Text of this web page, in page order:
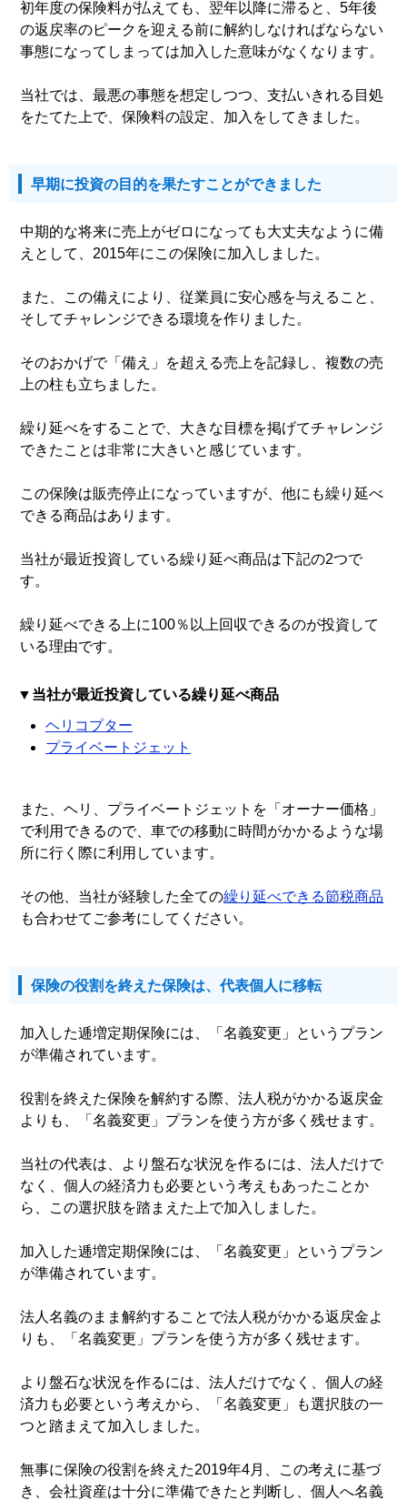
初年度の保険料が払えても、翌年以降に滞ると、5年後
の返戻率のピークを迎える前に解約しなければならない
事態になってしまっては加入した意味がなくなります。
当社では、最悪の事態を想定しつつ、支払いきれる目処
をたてた上で、保険料の設定、加入をしてきました。
早期に投資の目的を果たすことができました
中期的な将来に売上がゼロになっても大丈夫なように備
えとして、2015年にこの保険に加入しました。
また、この備えにより、従業員に安心感を与えること、
そしてチャレンジできる環境を作りました。
そのおかげで「備え」を超える売上を記録し、複数の売
上の柱も立ちました。
繰り延べをすることで、大きな目標を掲げてチャレンジ
できたことは非常に大きいと感じています。
この保険は販売停止になっていますが、他にも繰り延べ
できる商品はあります。
当社が最近投資している繰り延べ商品は下記の2つで
す。
繰り延べできる上に100％以上回収できるのが投資して
いる理由です。
当社が最近投資している繰り延べ商品
ヘリコプター
プライベートジェット
また、ヘリ、プライベートジェットを「オーナー価格」
で利用できるので、車での移動に時間がかかるような場
所に行く際に利用しています。
その他、当社が経験した全ての繰り延べできる節税商品
も合わせてご参考にしてください。
保険の役割を終えた保険は、代表個人に移転
加入した逓増定期保険には、「名義変更」というプラン
が準備されています。
役割を終えた保険を解約する際、法人税がかかる返戻金
よりも、「名義変更」プランを使う方が多く残せます。
当社の代表は、より盤石な状況を作るには、法人だけで
なく、個人の経済力も必要という考えもあったことか
ら、この選択肢を踏まえた上で加入しました。
加入した逓増定期保険には、「名義変更」というプラン
が準備されています。
法人名義のまま解約することで法人税がかかる返戻金よ
りも、「名義変更」プランを使う方が多く残せます。
より盤石な状況を作るには、法人だけでなく、個人の経
済力も必要という考えから、「名義変更」も選択肢の一
つと踏まえて加入しました。
無事に保険の役割を終えた2019年4月、この考えに基づ
き、会社資産は十分に準備できたと判断し、個人へ名義